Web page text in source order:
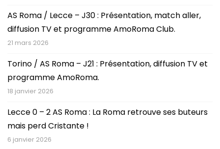
AS Roma / Lecce – J30 : Présentation, match aller,
diffusion TV et programme AmoRoma Club.
21 mars 2026
Torino / AS Roma – J21 : Présentation, diffusion TV et
programme AmoRoma.
18 janvier 2026
Lecce 0 – 2 AS Roma : La Roma retrouve ses buteurs
mais perd Cristante !
6 janvier 2026